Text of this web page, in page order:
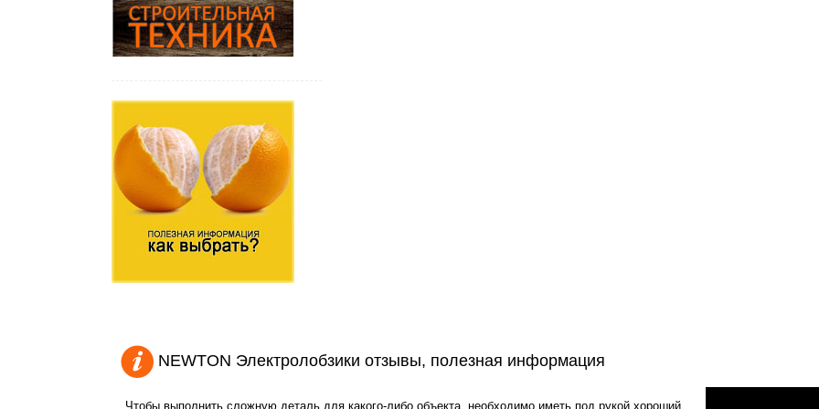
NEWTON Электролобзики отзывы, полезная информация
Чтобы выполнить сложную деталь для какого-либо объекта, необходимо иметь под рукой хороший